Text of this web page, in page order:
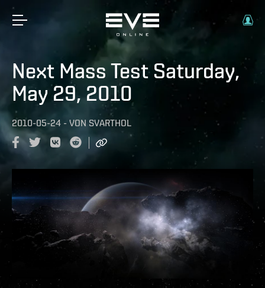
Next Mass Test Saturday,
May 29, 2010
2010-05-24 - VON SVARTHOL